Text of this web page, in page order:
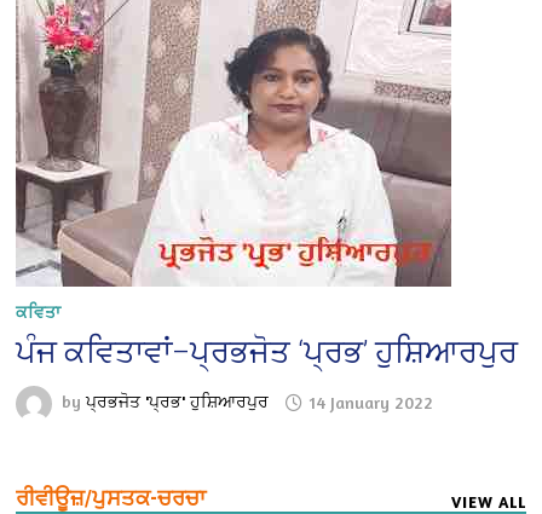
ਕਵਿਤਾ
ਪੰਜ ਕਵਿਤਾਵਾਂ–ਪ੍ਰਭਜੋਤ ‘ਪ੍ਰਭ’ ਹੁਸ਼ਿਆਰਪੁਰ
byਪ੍ਰਭਜੋਤ 'ਪ੍ਰਭ' ਹੁਸ਼ਿਆਰਪੁਰ 14 January 2022
ਰੀਵੀਊਜ਼/ਪੁਸਤਕ-ਚਰਚਾ VIEW ALL